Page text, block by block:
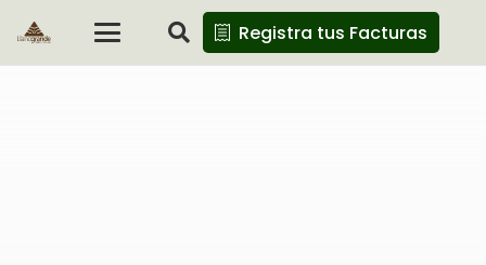
Registra tus Facturas